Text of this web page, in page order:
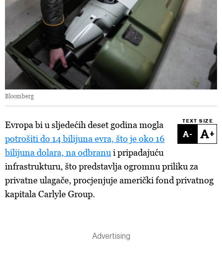
Bloomberg
TEXT SIZE
- +
Evropa bi u sljedećih deset godina mogla
potrošiti do 14 bilijuna evra, što je oko 16
bilijuna dolara, na odbranu i pripadajuću
infrastrukturu, što predstavlja ogromnu priliku za
privatne ulagače, procjenjuje američki fond privatnog
kapitala Carlyle Group.